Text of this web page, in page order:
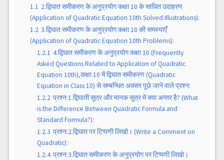
1.1 2.द्विघात समीकरण के अनुप्रयोग कक्षा 10 के साधित उदाहरण
(Application of Quadratic Equation 10th Solved Illustrations):
1.2 3.द्विघात समीकरण के अनुप्रयोग कक्षा 10 की समस्याएँ
(Application of Quadratic Equation 10th Problems):
1.2.1 4.द्विघात समीकरण के अनुप्रयोग कक्षा 10 (Frequently
Asked Questions Related to Application of Quadratic
Equation 10th),कक्षा 10 में द्विघात समीकरण (Quadratic
Equation in Class 10) से सम्बन्धित अक्सर पूछे जाने वाले प्रश्न:
1.2.2 प्रश्न:1.द्विघाती सूत्र और मानक सूत्र में क्या अन्तर है? (What
is the Difference Between Quadratic Formula and
Standard Formula?):
1.2.3 प्रश्न:2.द्विघात पर टिप्पणी लिखो। (Write a Comment on
Quadratic):
1.2.4 प्रश्न:3.द्विघात समीकरण के अनुप्रयोग पर टिप्पणी लिखो।